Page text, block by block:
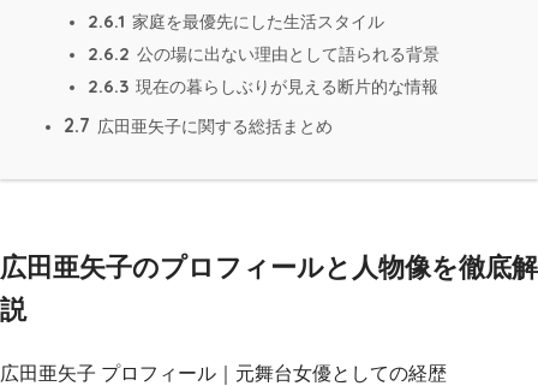
2.6.1 家庭を最優先にした生活スタイル
2.6.2 公の場に出ない理由として語られる背景
2.6.3 現在の暮らしぶりが見える断片的な情報
2.7 広田亜矢子に関する総括まとめ
広田亜矢子のプロフィールと人物像を徹底解
説
広田亜矢子 プロフィール｜元舞台女優としての経歴